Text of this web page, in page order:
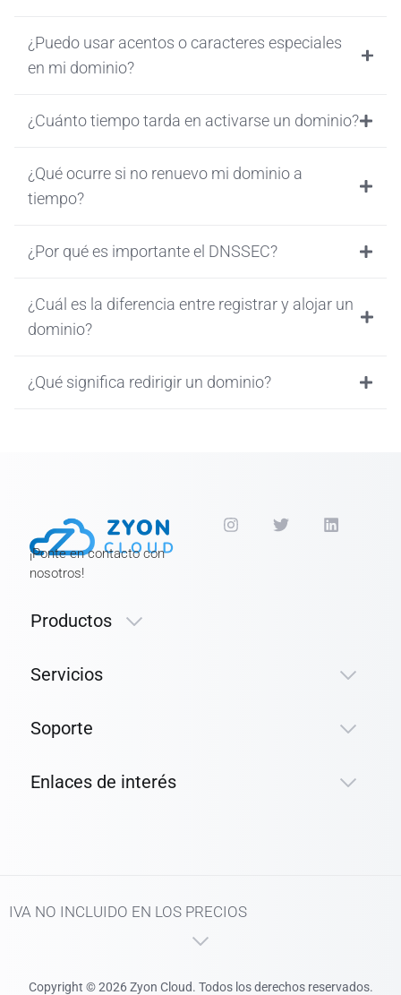
¿Puedo usar acentos o caracteres especiales
en mi dominio?
¿Cuánto tiempo tarda en activarse un dominio?
¿Qué ocurre si no renuevo mi dominio a
tiempo?
¿Por qué es importante el DNSSEC?
¿Cuál es la diferencia entre registrar y alojar un
dominio?
¿Qué significa redirigir un dominio?
¡Ponte en contacto con
nosotros!
Productos
Servicios
Soporte
Enlaces de interés
Copyright © 2026 Zyon Cloud. Todos los derechos reservados.
IVA NO INCLUIDO EN LOS PRECIOS